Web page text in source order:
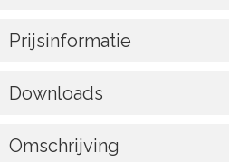
Prijsinformatie
Downloads
Omschrijving